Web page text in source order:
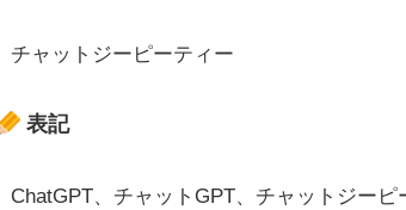
チャットジーピーティー
表記
ChatGPT、チャットGPT、チャットジーピ